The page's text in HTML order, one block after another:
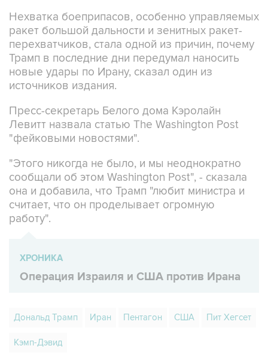
Нехватка боеприпасов, особенно управляемых
ракет большой дальности и зенитных ракет-
перехватчиков, стала одной из причин, почему
Трамп в последние дни передумал наносить
новые удары по Ирану, сказал один из
источников издания.
Пресс-секретарь Белого дома Кэролайн
Левитт назвала статью The Washington Post
"фейковыми новостями".
"Этого никогда не было, и мы неоднократно
сообщали об этом Washington Post", - сказала
она и добавила, что Трамп "любит министра и
считает, что он проделывает огромную
работу".
ХРОНИКА
Операция Израиля и США против Ирана
Дональд Трамп Иран Пентагон США Пит Хегсет
Кэмп-Дэвид